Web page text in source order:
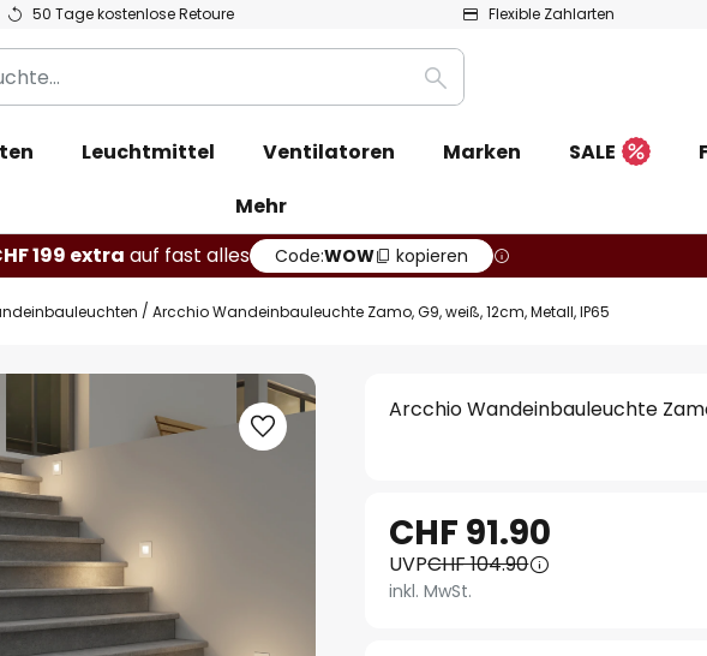
50 Tage kostenlose Retoure Flexible Zahlarten
Suche
Leuchtmittel Ventilatoren Marken SALE
Mehr
199 extra auf fast alles Code:WOW kopieren
Arcchio Wandeinbauleuchte Zamo, G9, weiß, 12cm, Metall, IP65
Arcchio Wandeinbauleuchte
CHF 91.90
UVPCHF 104.90
inkl. MwSt.